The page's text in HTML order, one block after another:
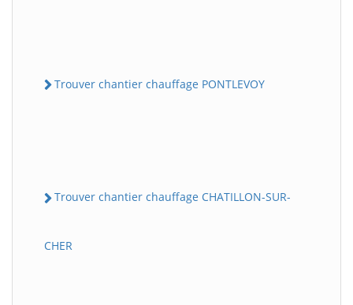
Trouver chantier chauffage PONTLEVOY
Trouver chantier chauffage CHATILLON-SUR-
CHER